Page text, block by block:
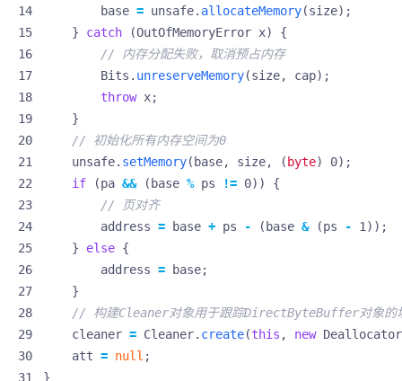
base = unsafe. allocateMemory(size);
}
catch (OutOfMemoryError x)
{
// 内存分配失败，取消预占内存
Bits . unreserveMemory(size, cap);
throw x;
}
// 初始化所有内存空间为0
unsafe. setMemory( base, size, ( byte) 0);
if
(pa && ( base % ps != 0))
{
// 页对齐
address = base + ps - ( base & (ps - 1 ));
}
else {
address = base;
}
// 构建Cleaner对象用于跟踪DirectByteBuffer对象的
cleaner = Cleaner. create(this , new Deallocator
att = null ;
}